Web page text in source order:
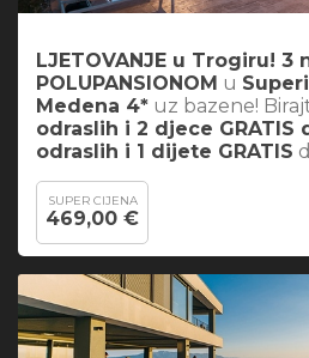
LJETOVANJE u Trogiru! 3
POLUPANSIONOM u
Medena 4* uz bazene!
odraslih i 2 djece GRATIS
odraslih i 1 dijete GRATIS
SUPER CIJENA
469,00 €